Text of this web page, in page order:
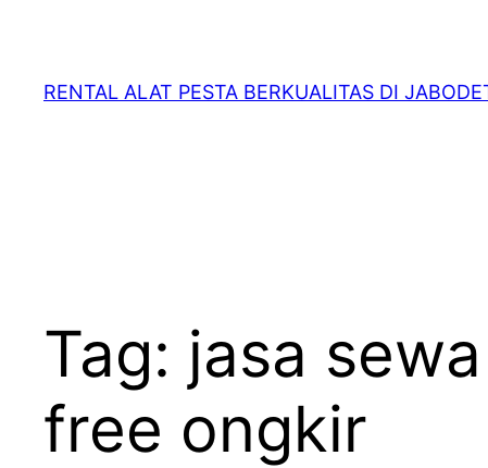
RENTAL ALAT PESTA BERKUALITAS DI
Tag: jasa
free ongkir